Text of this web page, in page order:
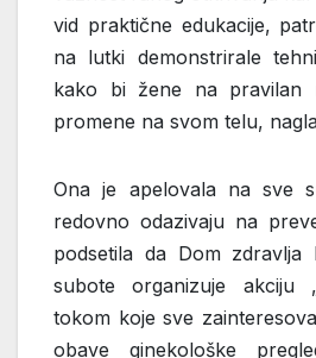
vid praktične edukacije,
na lutki demonstrirale
kako bi žene na pravilan
promene na svom telu,
Ona je apelovala na sve
redovno odazivaju na
podsetila da Dom zdravlja
subote organizuje akciju
tokom koje sve
obave ginekološke